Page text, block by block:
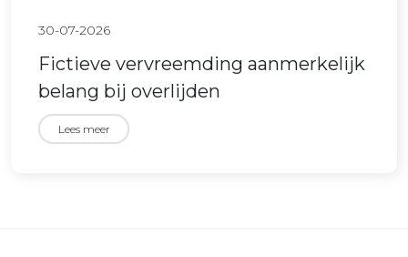
30-07-2026
Fictieve vervreemding aanmerkelijk
belang bij overlijden
Lees meer